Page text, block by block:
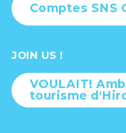
Comptes SNS
JOIN US !
VOULAIT!
tourisme